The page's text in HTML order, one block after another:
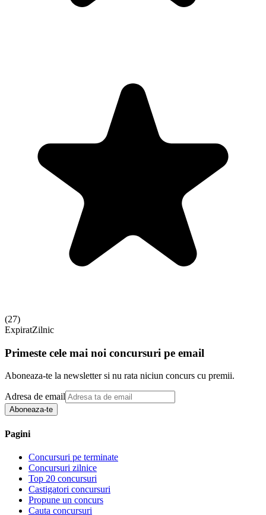
(27)
ExpiratZilnic
Primeste cele mai noi concursuri pe email
Aboneaza-te la newsletter si nu rata niciun concurs cu premii.
Adresa de email
Aboneaza-te
Pagini
Concursuri pe terminate
Concursuri zilnice
Top 20 concursuri
Castigatori concursuri
Propune un concurs
Cauta concursuri